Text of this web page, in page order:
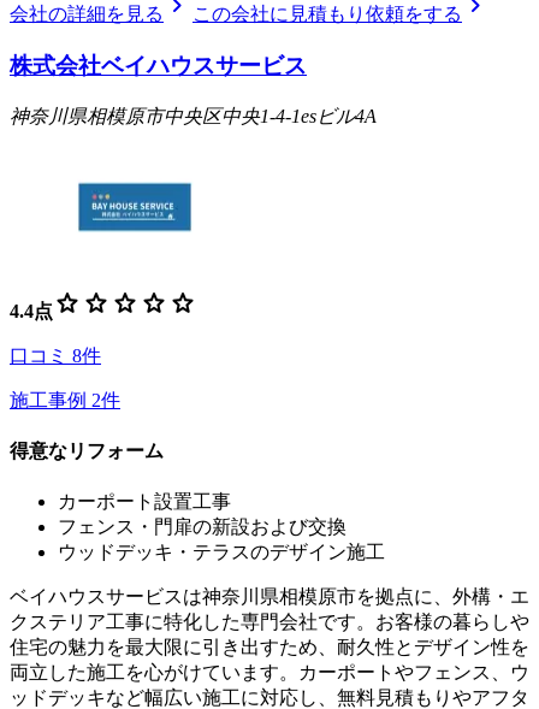
会社の詳細を見る この会社に見積もり依頼をする
株式会社ベイハウスサービス
神奈川県相模原市中央区中央1-4-1esビル4A
4.4点 star star star star star
口コミ 8件
施工事例 2件
得意なリフォーム
カーポート設置工事
フェンス・門扉の新設および交換
ウッドデッキ・テラスのデザイン施工
ベイハウスサービスは神奈川県相模原市を拠点に、外構・エ
クステリア工事に特化した専門会社です。お客様の暮らしや
住宅の魅力を最大限に引き出すため、耐久性とデザイン性を
両立した施工を心がけています。カーポートやフェンス、ウ
ッドデッキなど幅広い施工に対応し、無料見積もりやアフタ